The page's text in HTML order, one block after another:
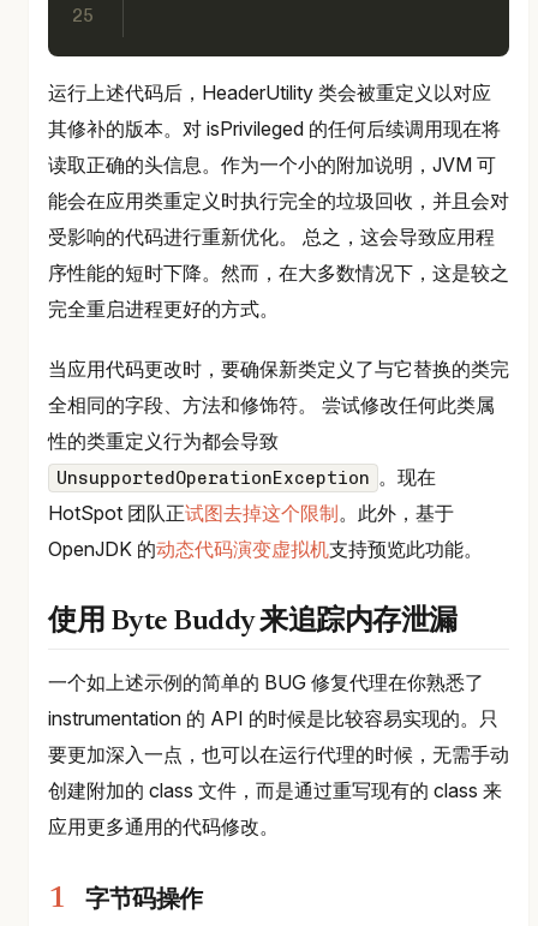
25
运行上述代码后，HeaderUtility 类会被重定义以对应
其修补的版本。对 isPrivileged 的任何后续调用现在将
读取正确的头信息。作为一个小的附加说明，JVM 可
能会在应用类重定义时执行完全的垃圾回收，并且会对
受影响的代码进行重新优化。 总之，这会导致应用程
序性能的短时下降。然而，在大多数情况下，这是较之
完全重启进程更好的方式。
当应用代码更改时，要确保新类定义了与它替换的类完
全相同的字段、方法和修饰符。 尝试修改任何此类属
性的类重定义行为都会导致
UnsupportedOperationException 。现在
HotSpot 团队正试图去掉这个限制。此外，基于
OpenJDK 的动态代码演变虚拟机支持预览此功能。
使用 Byte Buddy 来追踪内存泄漏
一个如上述示例的简单的 BUG 修复代理在你熟悉了
instrumentation 的 API 的时候是比较容易实现的。只
要更加深入一点，也可以在运行代理的时候，无需手动
创建附加的 class 文件，而是通过重写现有的 class 来
应用更多通用的代码修改。
字节码操作